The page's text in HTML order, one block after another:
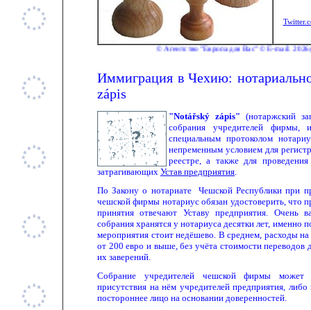
© Агентство "Европа для Вас" © E-mail:
Иммиграция в Чехию:
zápis
"Notářský zápis" (нотаржский
собрания учредителей фирмы,
специальным протоколом
непременным условием для
реестре, а также для
затрагивающих Устав предприятия.
По Закону о нотариате Чешской Республики при
чешской фирмы нотариус обязан удостоверить, что
принятия отвечают Уставу предприятия. Очень
собрания хранятся у нотариуса десятки лет, именно
мероприятия стоит недёшево. В среднем, расходы
от 200 евро и выше, без учёта стоимости переводов
их заверений.
Собрание учредителей чешской фирмы
присутствия на нём учредителей предприятия,
постороннее лицо на основании доверенностей.